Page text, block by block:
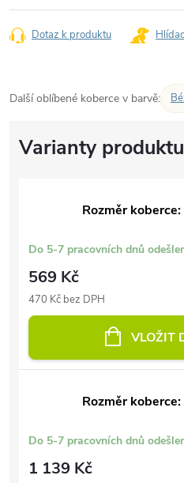
Dotaz k produktu
Další oblíbené koberce v barvě:
Rozměr
Do 5-7 pracovních dnů
569 Kč
470 Kč bez DPH
VLOŽIT
Rozměr
Do 5-7 pracovních dnů
1 139 Kč